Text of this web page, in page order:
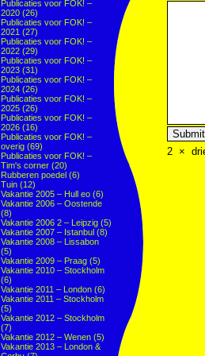
Publicaties voor FOK! –
2020 (26)
Publicaties voor FOK! –
2021 (27)
Publicaties voor FOK! –
2022 (29)
Publicaties voor FOK! –
2023 (31)
Publicaties voor FOK! –
2024 (26)
Publicaties voor FOK! –
2025 (26)
Publicaties voor FOK! –
2026 (16)
Publicaties voor FOK! –
overig (69)
Publicaties voor FOK! –
Tim's corner (20)
Rubberen poedel (6)
Tuin (12)
Vakantie 2005 – Hull eo (6)
Vakantie 2006 – Oostende
(8)
Vakantie 2006 2 – Leipzig (5)
Vakantie 2007 – Istanbul (8)
Vakantie 2008 – Lissabon
(5)
Vakantie 2009 – Praag (5)
Vakantie 2010 – Stockholm
(6)
Vakantie 2011 – London (6)
Vakantie 2011 – Stockholm
(5)
Vakantie 2012 – Stockholm
(7)
Vakantie 2012 – Wenen (5)
Vakantie 2013 – London &
2 ×